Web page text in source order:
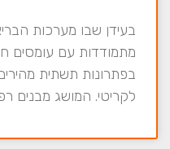
בעידן שבו מערכות
מתמודדות עם עומסים
בפתרונות תשתית
לקריטי. המושג מבנים